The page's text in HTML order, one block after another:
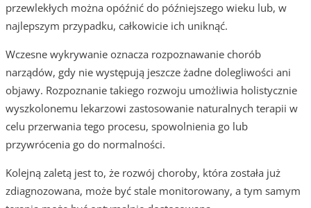
przewlekłych można opóźnić do późniejszego wieku lub, w
najlepszym przypadku, całkowicie ich uniknąć.
Wczesne wykrywanie oznacza rozpoznawanie chorób
narządów, gdy nie występują jeszcze żadne dolegliwości ani
objawy. Rozpoznanie takiego rozwoju umożliwia holistycznie
wyszkolonemu lekarzowi zastosowanie naturalnych terapii w
celu przerwania tego procesu, spowolnienia go lub
przywrócenia go do normalności.
Kolejną zaletą jest to, że rozwój choroby, która została już
zdiagnozowana, może być stale monitorowany, a tym samym